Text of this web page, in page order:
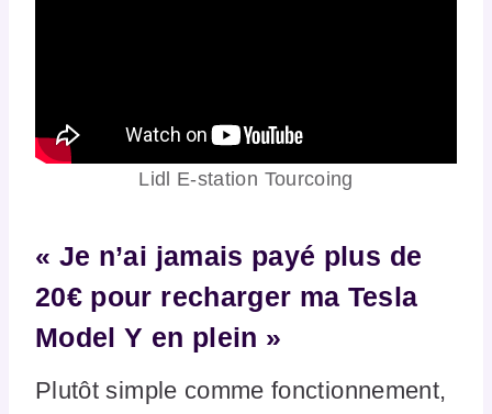
Lidl E-station Tourcoing
« Je n’ai jamais payé plus de
20€ pour recharger ma Tesla
Model Y en plein »
Plutôt simple comme fonctionnement,